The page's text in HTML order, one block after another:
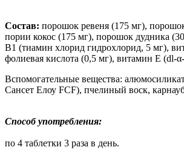
Состав: порошок ревеня (175 мг),
пории кокос (175 мг), порошок дудника
B1 (тиамин хлорид гидрохлорид, 5 мг),
фолиевая кислота (0,5 мг), витамин E (dl-
Вспомогательные вещества:
Сансет Елоу FCF), пчелиный воск,
Способ употребления:
по 4 таблетки 3 раза в день.